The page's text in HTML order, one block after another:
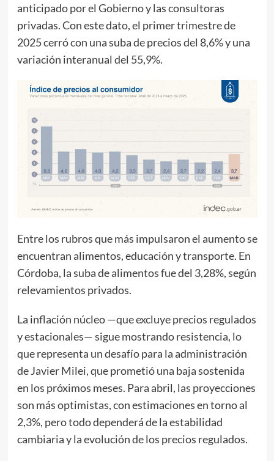
anticipado por el Gobierno y las consultoras
privadas. Con este dato, el primer trimestre de
2025 cerró con una suba de precios del 8,6% y una
variación interanual del 55,9%.
Entre los rubros que más impulsaron el aumento se
encuentran alimentos, educación y transporte. En
Córdoba, la suba de alimentos fue del 3,28%, según
relevamientos privados.
La inflación núcleo —que excluye precios regulados
y estacionales— sigue mostrando resistencia, lo
que representa un desafío para la administración
de Javier Milei, que prometió una baja sostenida
en los próximos meses. Para abril, las proyecciones
son más optimistas, con estimaciones en torno al
2,3%, pero todo dependerá de la estabilidad
cambiaria y la evolución de los precios regulados.